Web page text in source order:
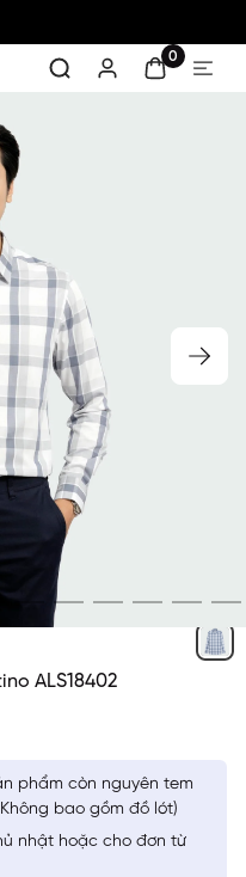
0
ALS18402
phẩm còn nguyên tem
bao gồm đồ lót)
nhật hoặc cho đơn từ